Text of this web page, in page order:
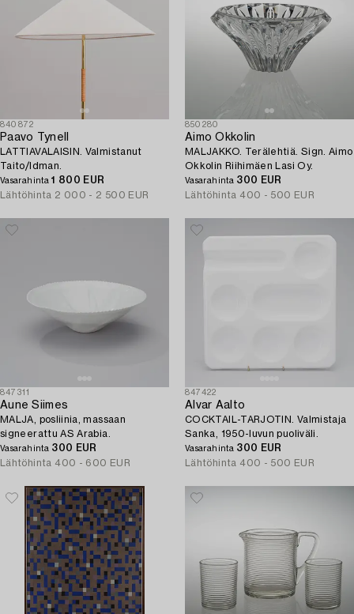
840872
Paavo Tynell
LATTIAVALAISIN. Valmistanut
Taito/Idman.
Vasarahinta1 800 EUR
Lähtöhinta 2 000 - 2 500 EUR
850280
Aimo Okkolin
MALJAKKO. Terälehtiä. Sign. Aimo
Okkolin Riihimäen Lasi Oy.
Vasarahinta 300 EUR
Lähtöhinta 400 - 500 EUR
847311
Aune Siimes
MALJA, posliinia, massaan
signeerattu AS Arabia.
Vasarahinta 300 EUR
Lähtöhinta 400 - 600 EUR
847422
Alvar Aalto
COCKTAIL-TARJOTIN. Valmistaja
Sanka, 1950-luvun puoliväli.
Vasarahinta 300 EUR
Lähtöhinta 400 - 500 EUR